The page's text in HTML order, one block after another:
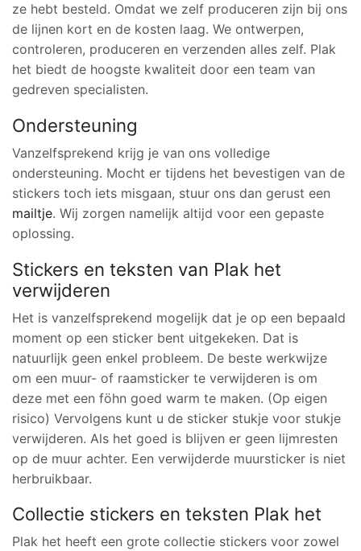
ze hebt besteld. Omdat we zelf produceren zijn bij ons
de lijnen kort en de kosten laag. We ontwerpen,
controleren, produceren en verzenden alles zelf. Plak
het biedt de hoogste kwaliteit door een team van
gedreven specialisten.
Ondersteuning
Vanzelfsprekend krijg je van ons volledige
ondersteuning. Mocht er tijdens het bevestigen van de
stickers toch iets misgaan, stuur ons dan gerust een
mailtje. Wij zorgen namelijk altijd voor een gepaste
oplossing.
Stickers en teksten van Plak het
verwijderen
Het is vanzelfsprekend mogelijk dat je op een bepaald
moment op een sticker bent uitgekeken. Dat is
natuurlijk geen enkel probleem. De beste werkwijze
om een muur- of raamsticker te verwijderen is om
deze met een föhn goed warm te maken. (Op eigen
risico) Vervolgens kunt u de sticker stukje voor stukje
verwijderen. Als het goed is blijven er geen lijmresten
op de muur achter. Een verwijderde muursticker is niet
herbruikbaar.
Collectie stickers en teksten Plak het
Plak het heeft een grote collectie stickers voor zowel